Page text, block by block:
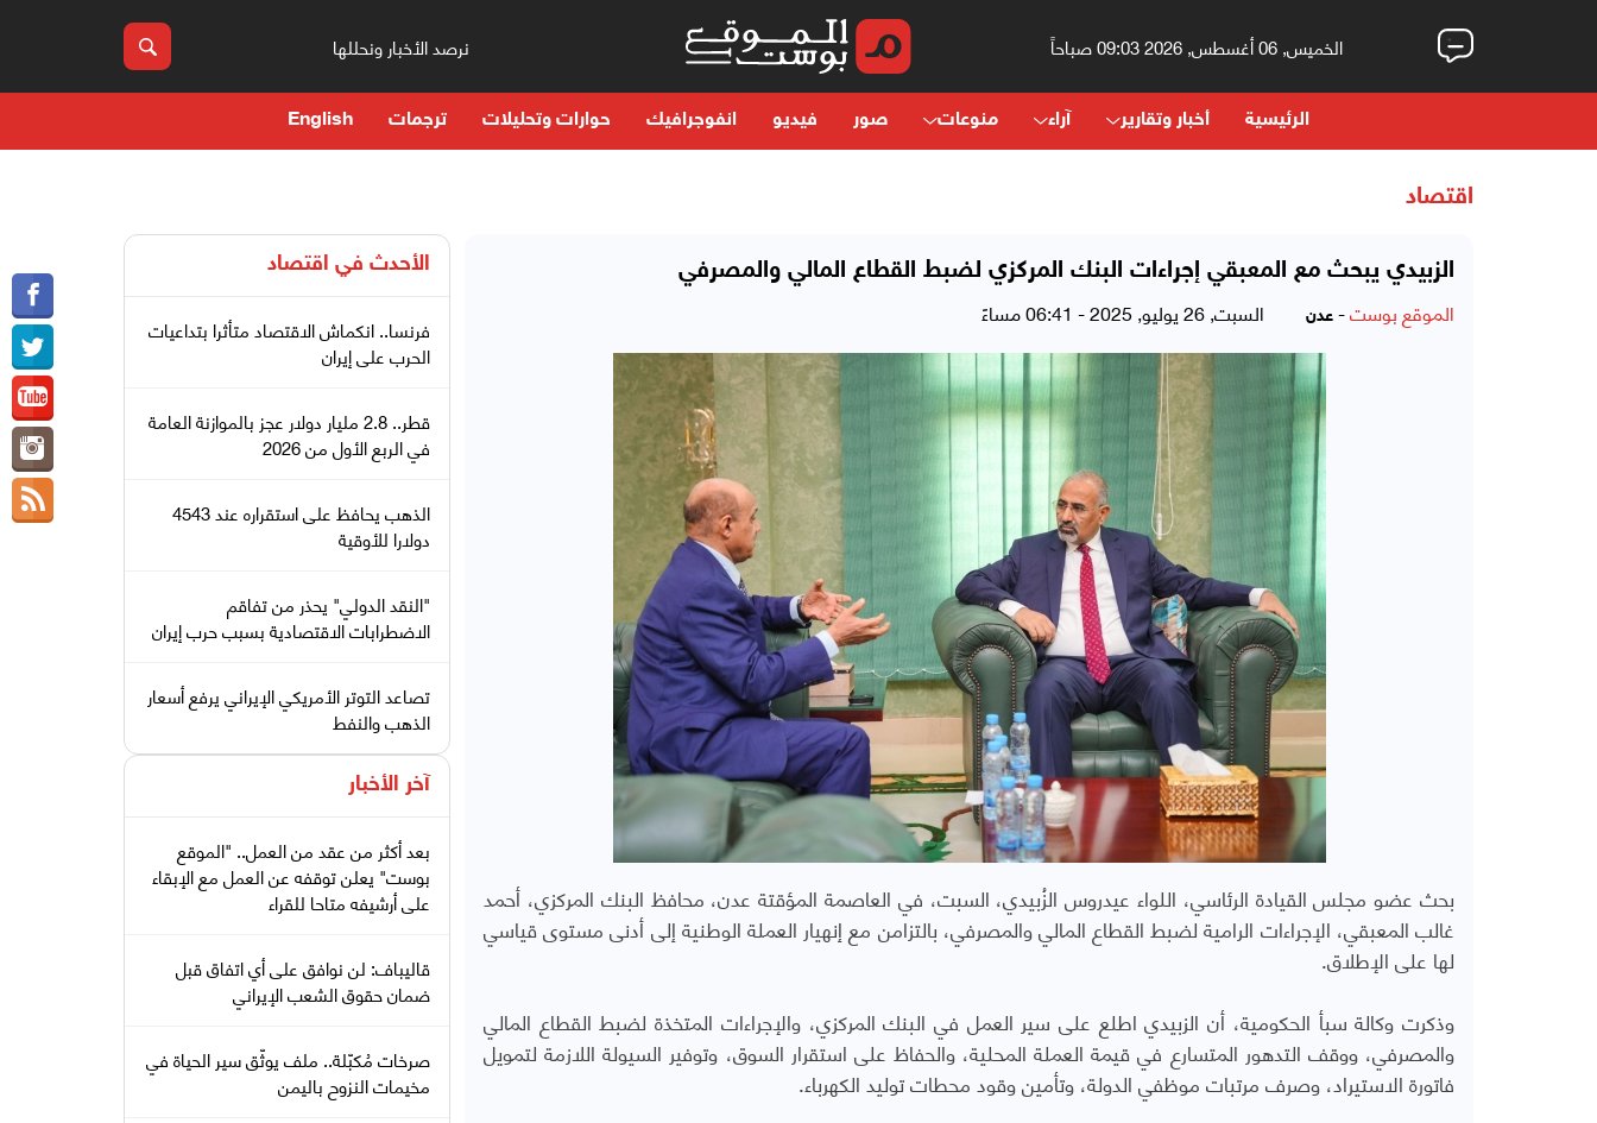
الخميس, 06 أغسطس, 2026 09:03 صباحاً نرصد الأخبار ونحللها
الرئيسية أخبار وتقارير آراء منوعات صور فيديو انفوجرافيك حوارات وتحليلات ترجمات English
اقتصاد
الزبيدي يبحث مع المعبقي إجراءات البنك المركزي لضبط القطاع المالي والمصرفي
الموقع بوست- عدن السبت, 26 يوليو, 2025 - 06:41 مساءً
بحث عضو مجلس القيادة الرئاسي، اللواء عيدروس الزُبيدي، السبت، في العاصمة المؤقتة عدن، محافظ البنك المركزي، أحمد
غالب المعبقي، الإجراءات الرامية لضبط القطاع المالي والمصرفي، بالتزامن مع إنهيار العملة الوطنية إلى أدنى مستوى قياسي
لها على الإطلاق.
وذكرت وكالة سبأ الحكومية، أن الزبيدي اطلع على سير العمل في البنك المركزي، والإجراءات المتخذة لضبط القطاع المالي
والمصرفي، ووقف التدهور المتسارع في قيمة العملة المحلية، والحفاظ على استقرار السوق، وتوفير السيولة اللازمة لتمويل
فاتورة الاستيراد، وصرف مرتبات موظفي الدولة، وتأمين وقود محطات توليد الكهرباء.
الأحدث في اقتصاد
فرنسا.. انكماش الاقتصاد متأثرا بتداعيات
الحرب على إيران
قطر.. 2.8 مليار دولار عجز بالموازنة العامة
في الربع الأول من 2026
الذهب يحافظ على استقراره عند 4543
دولارا للأوقية
"النقد الدولي" يحذر من تفاقم
الاضطرابات الاقتصادية بسبب حرب إيران
تصاعد التوتر الأمريكي الإيراني يرفع أسعار
الذهب والنفط
آخر الأخبار
بعد أكثر من عقد من العمل.. "الموقع
بوست" يعلن توقفه عن العمل مع الإبقاء
على أرشيفه متاحا للقراء
قاليباف: لن نوافق على أي اتفاق قبل
ضمان حقوق الشعب الإيراني
صرخات مُكبّلة.. ملف يوثّق سير الحياة في
مخيمات النزوح باليمن